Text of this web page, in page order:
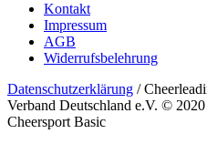
Kontakt
Impressum
AGB
Widerrufsbelehrung
Datenschutzerklärung /
Verband Deutschland e.V. © 2020
Cheersport Basic